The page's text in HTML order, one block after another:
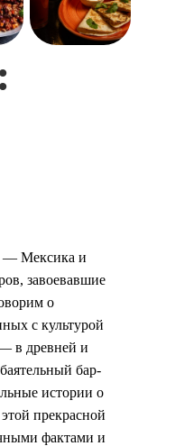
— Мексика и
завоевавшие
о
с культурой
в древней и
бар-
истории о
прекрасной
фактами и